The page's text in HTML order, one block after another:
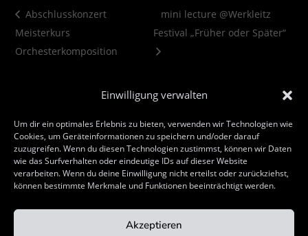
Einwilligung verwalten
Um dir ein optimales Erlebnis zu bieten, verwenden wir Technologien wie
Cookies, um Geräteinformationen zu speichern und/oder darauf
zuzugreifen. Wenn du diesen Technologien zustimmst, können wir Daten
wie das Surfverhalten oder eindeutige IDs auf dieser Website
verarbeiten. Wenn du deine Einwilligung nicht erteilst oder zurückziehst,
können bestimmte Merkmale und Funktionen beeinträchtigt werden.
Akzeptieren
Abschlusskonzert
Meisterkurs
Orchesterkomposition
mini lecture @Werkleitz
Festival „Früher oder Später“
Home About Werke
Termine
Kontakt
Impressum
Datenschutzerklärung